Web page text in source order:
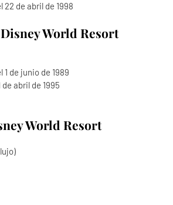
22 de abril de 1998
World Resort
1 de junio de 1989
abril de 1995
World Resort